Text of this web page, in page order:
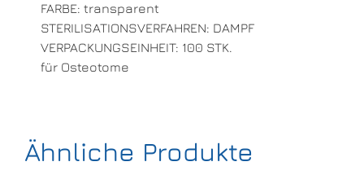
FARBE: transparent
STERILISATIONSVERFAHREN: DAMPF
VERPACKUNGSEINHEIT: 100 STK.
für Osteotome
Ähnliche Produkte